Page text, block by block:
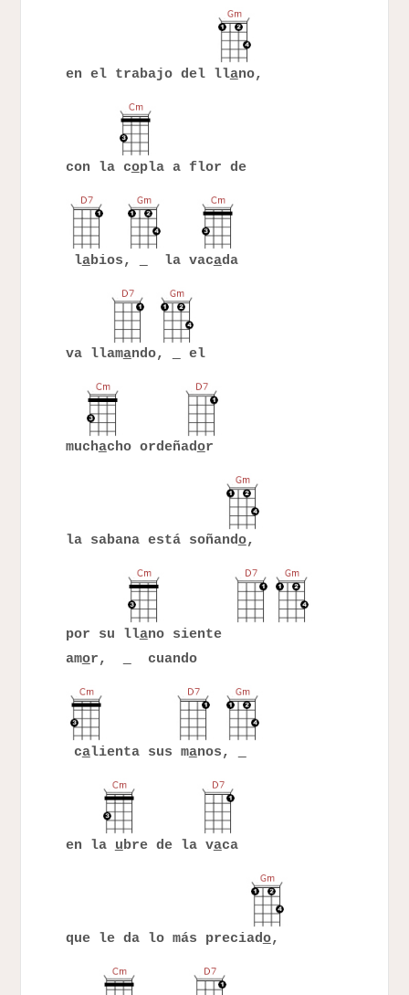
en el trabajo del llano,
con la copla a flor de
labios, la vacada
va llamando, el
muchacho ordeñador
la sabana está soñando,
por su llano siente
amor, cuando
calienta sus manos,
en la ubre de la vaca
que le da lo más preciado,